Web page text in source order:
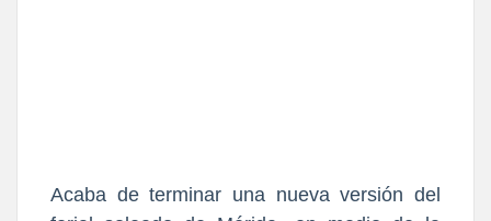
Acaba de terminar una nueva versión del